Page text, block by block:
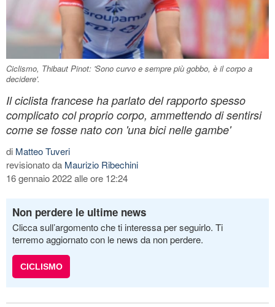
Ciclismo, Thibaut Pinot: 'Sono curvo e sempre più gobbo, è il corpo a
decidere'.
Il ciclista francese ha parlato del rapporto spesso
complicato col proprio corpo, ammettendo di sentirsi
come se fosse nato con 'una bici nelle gambe'
di Matteo Tuveri
revisionato da Maurizio Ribechini
16 gennaio 2022 alle ore 12:24
Non perdere le ultime news
Clicca sull’argomento che ti interessa per seguirlo. Ti
terremo aggiornato con le news da non perdere.
CICLISMO